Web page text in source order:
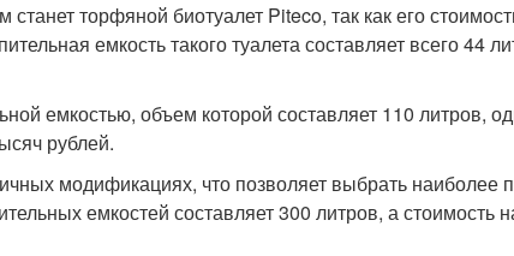
торфяной биотуалет Piteco, так как его
емкость такого туалета составляет всего 44
емкостью, объем которой составляет 110 литров,
рублей.
модификациях, что позволяет выбрать наиболее
емкостей составляет 300 литров, а стоимость